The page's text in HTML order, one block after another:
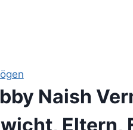
Naish
Eltern,